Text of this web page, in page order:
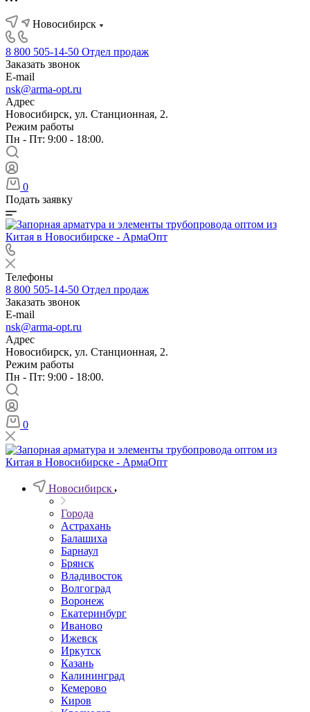
Новосибирск
8 800 505-14-50 Отдел продаж
Заказать звонок
E-mail
nsk@arma-opt.ru
Адрес
Новосибирск, ул. Станционная, 2.
Режим работы
Пн - Пт: 9:00 - 18:00.
0
Подать заявку
Телефоны
8 800 505-14-50 Отдел продаж
Заказать звонок
E-mail
nsk@arma-opt.ru
Адрес
Новосибирск, ул. Станционная, 2.
Режим работы
Пн - Пт: 9:00 - 18:00.
0
Новосибирск
Города
Астрахань
Балашиха
Барнаул
Брянск
Владивосток
Волгоград
Воронеж
Екатеринбург
Иваново
Ижевск
Иркутск
Казань
Калининград
Кемерово
Киров